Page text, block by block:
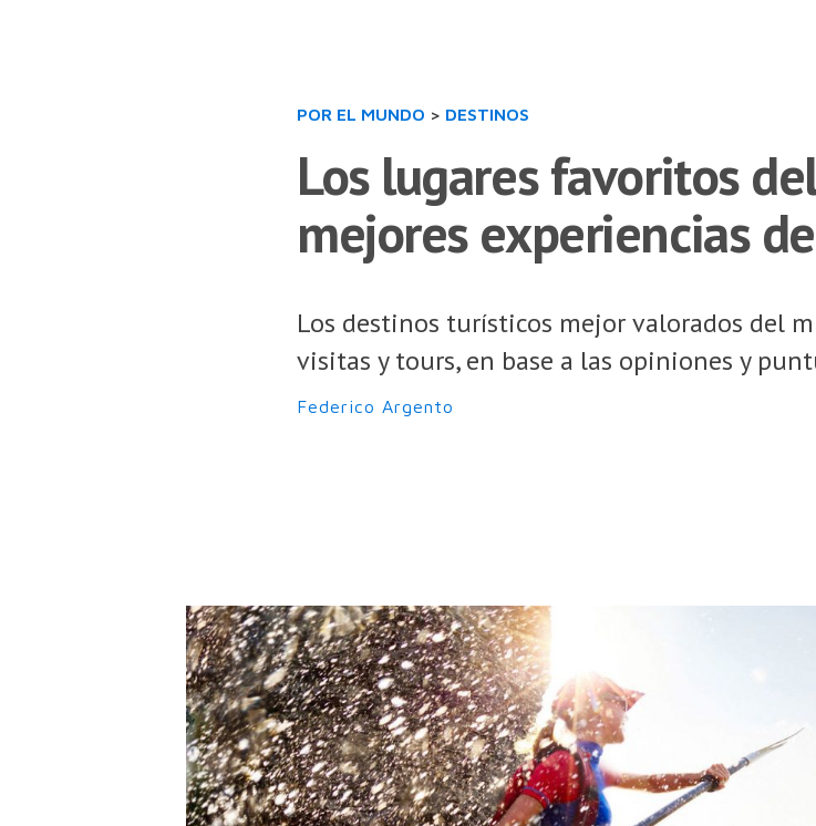
POR EL MUNDO > DESTINOS
Los lugares favoritos
mejores experiencias
Los destinos turísticos mejor valorados del
visitas y tours, en base a las opiniones y
Federico Argento